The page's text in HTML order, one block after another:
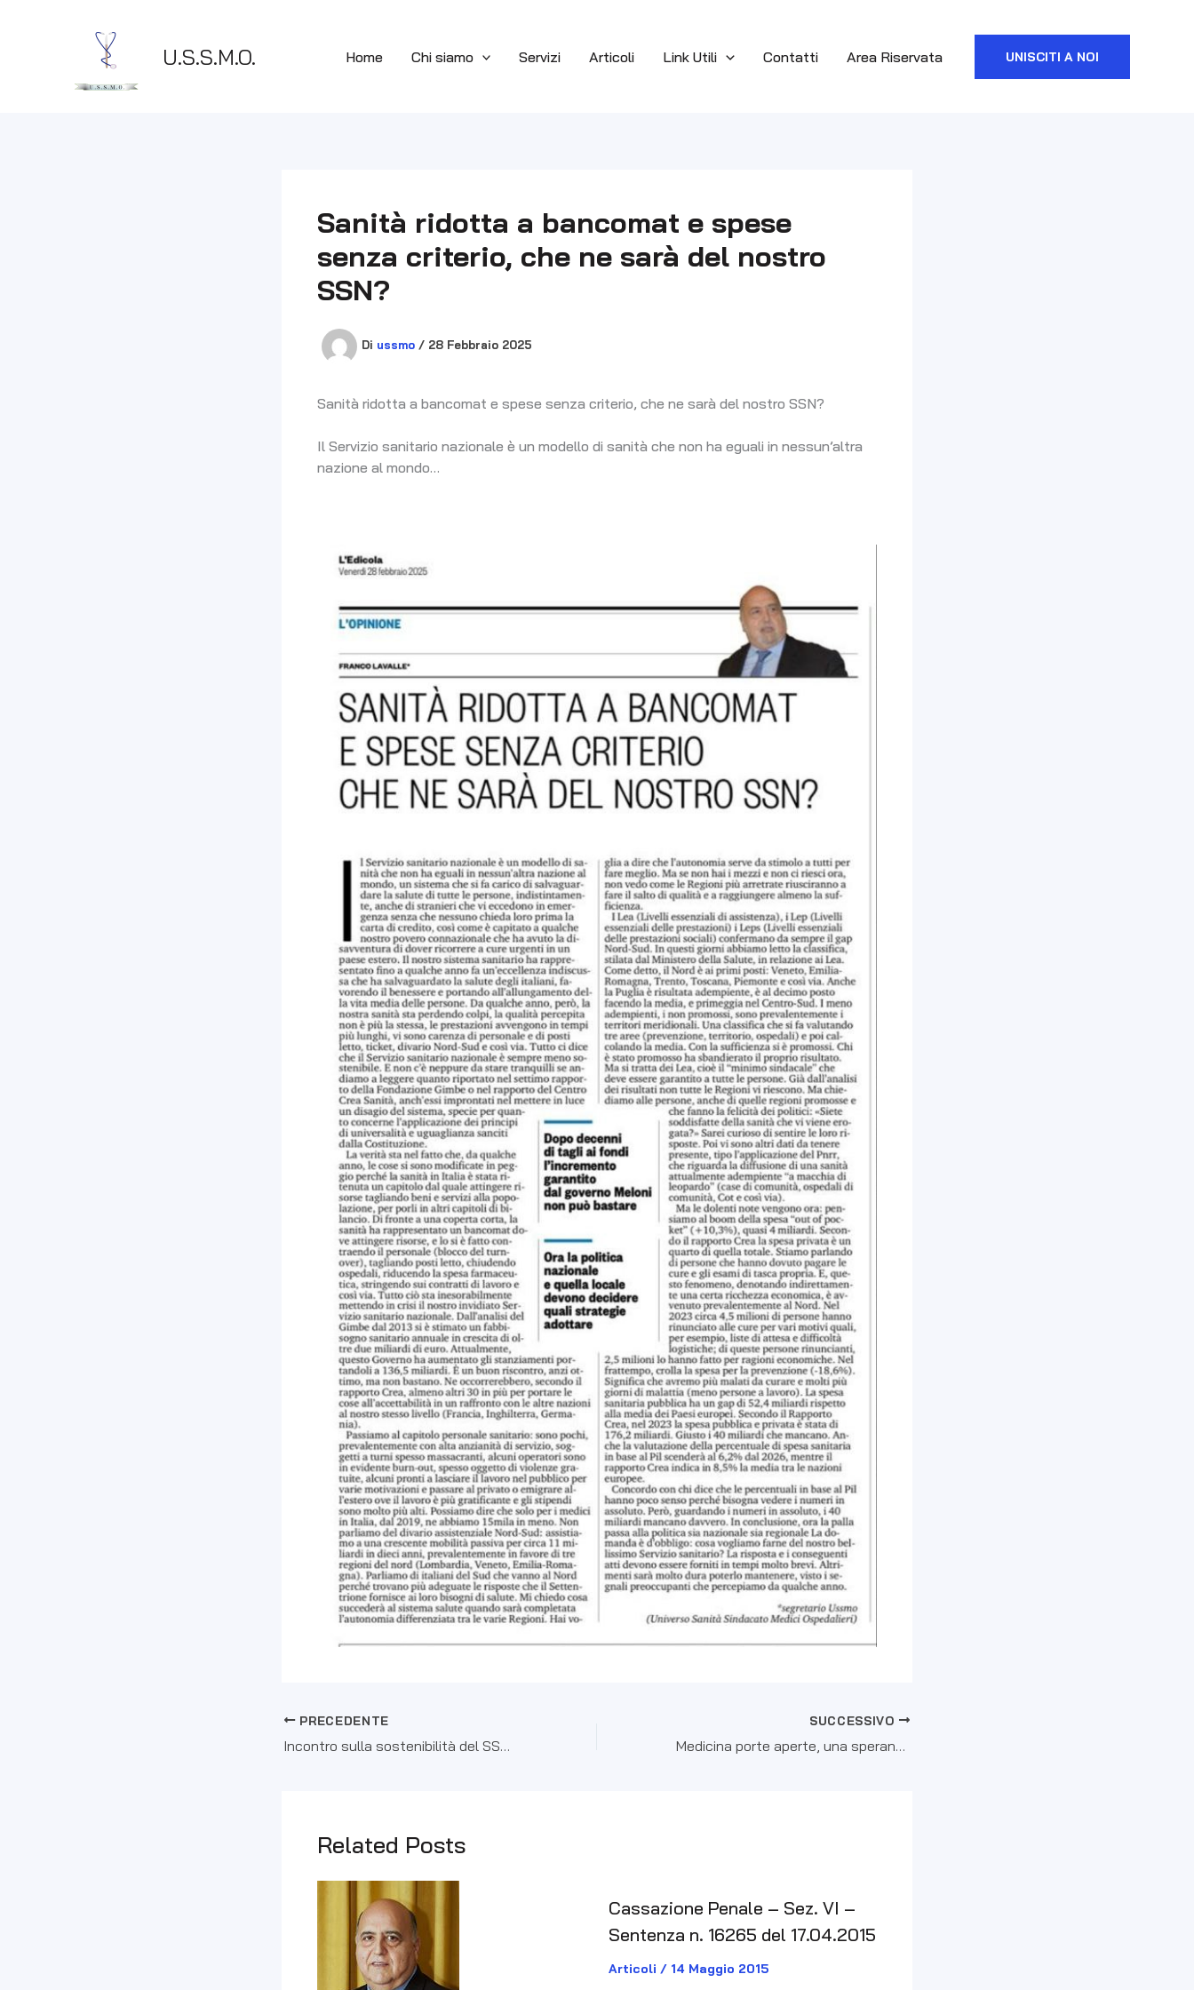
U.S.S.M.O. Home Chi siamo Servizi Articoli Link Utili Contatti Area Riservata UNISCITI A NOI
Sanità ridotta a bancomat e spese
senza criterio, che ne sarà del nostro
SSN?
Di ussmo / 28 Febbraio 2025
Sanità ridotta a bancomat e spese senza criterio, che ne sarà del nostro SSN?
Il Servizio sanitario nazionale è un modello di sanità che non ha eguali in nessun’altra
nazione al mondo…
PRECEDENTE
Incontro sulla sostenibilità del SSN a Bari
SUCCESSIVO
Medicina porte aperte, una speranza per giovani e sanità
Related Posts
Cassazione Penale – Sez. VI –
Sentenza n. 16265 del 17.04.2015
Articoli / 14 Maggio 2015